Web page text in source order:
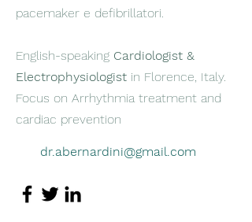
pacemaker e defibrillatori.
English-speaking Cardiologist &
Electrophysiologist in Florence, Italy.
Focus on Arrhythmia treatment and
cardiac prevention
dr.abernardini@gmail.com